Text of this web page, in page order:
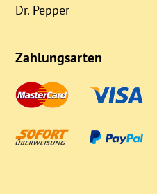
Dr. Pepper
Zahlungsarten